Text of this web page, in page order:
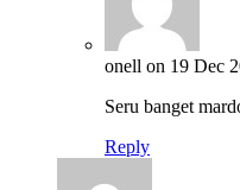
onell on 19 Dec
Seru banget
Reply